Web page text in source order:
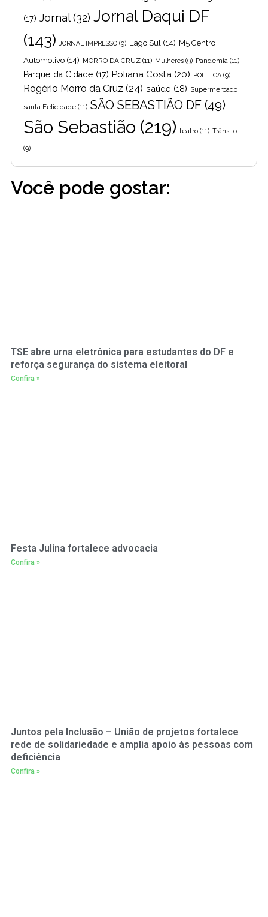
(17) Jornal(32) Jornal Daqui DF
(143)
JORNAL IMPRESSO (9) Lago Sul (14) M5 Centro
Automotivo (14) MORRO DA CRUZ (11) Mulheres (9) Pandemia (11)
Parque da Cidade (17) Poliana Costa (20) POLITICA (9)
Rogério Morro da Cruz (24) saúde (18) Supermercado
santa Felicidade (11) SÃO SEBASTIÃO DF (49)
São Sebastião (219) teatro (11) Trânsito
(9)
Você pode gostar:
TSE abre urna eletrônica para estudantes do DF e
reforça segurança do sistema eleitoral
Confira »
Festa Julina fortalece advocacia
Confira »
Juntos pela Inclusão – União de projetos fortalece
rede de solidariedade e amplia apoio às pessoas com
deficiência
Confira »